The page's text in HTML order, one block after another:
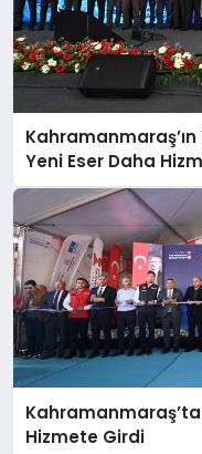
Yeni Eser Daha
Kahramanmaraş’ta
Hizmete Girdi